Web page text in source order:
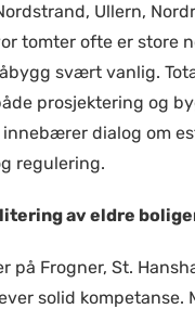
Ullern,
tomter ofte er store
svært vanlig.
prosjektering og
innebærer dialog om
regulering.
av eldre
på Frogner, St.
solid kompetanse.